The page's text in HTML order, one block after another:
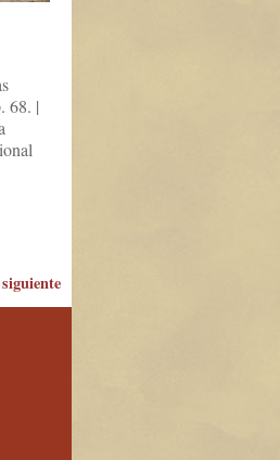
68. |
siguiente